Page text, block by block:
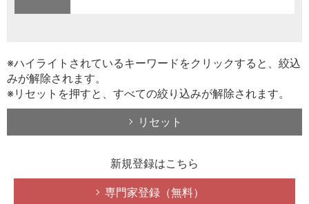
※ハイライトされているキーワードをクリックすると、絞込
みが解除されます。
※リセットを押すと、すべての絞り込みが解除されます。
リセット
新規登録はこちら
専門家登録（無料）